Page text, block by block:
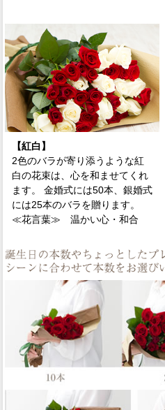
【紅白】
2色のバラが寄り添うような紅
白の花束は、心を和ませてくれ
ます。 金婚式には50本、銀婚式
には25本のバラを贈ります。
≪花言葉≫
温かい心・和合